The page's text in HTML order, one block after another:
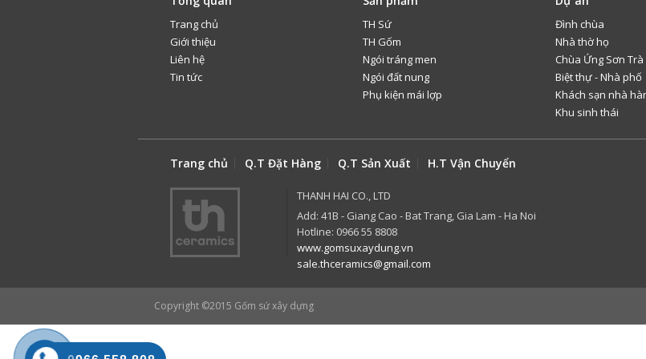
Trang chủ
Giới thiệu
Liên hệ
Tin tức
TH Sứ
TH Gốm
Ngói tráng men
Ngói đất nung
Phụ kiện mái lợp
Đình chùa
Nhà thờ họ
Chùa Ứng Sơn Trà
Biệt thự - Nhà phố
Khách sạn nhà
Khu sinh thái
Trang chủ Q.T Đặt Hàng Q.T Sản Xuất H.T Vận Chuyển
THANH HAI CO., LTD
Add: 41B - Giang Cao - Bat Trang, Gia Lam - Ha Noi
Hotline: 0966 55 8808
www.gomsuxaydung.vn
sale.thceramics@gmail.com
Copyright ©2015 Gốm sứ xây dựng